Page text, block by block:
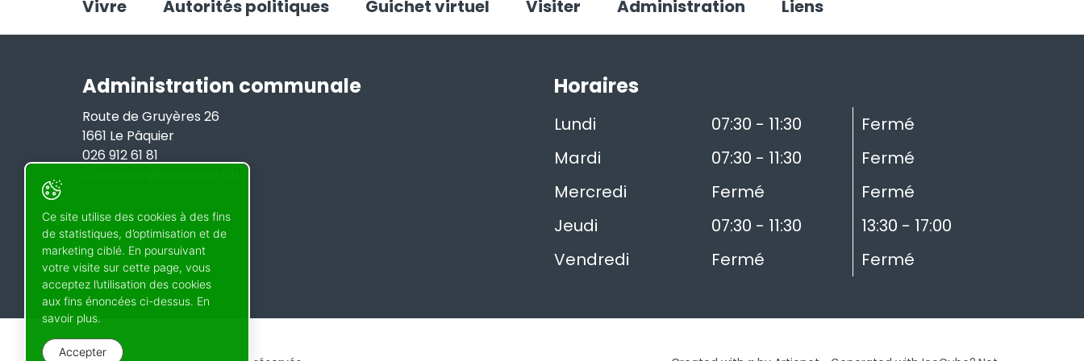
Vivre Autorités politiques Guichet virtuel Visiter Administration Liens
Administration communale
Route de Gruyères 26
1661 Le Pâquier
026 912 61 81
Horaires
Lundi 07:30 - 11:30
Fermé
Mardi
07:30 - 11:30
Fermé
Mercredi
Fermé
Fermé
Jeudi
07:30 - 11:30
13:30 - 17:00
Vendredi
Fermé Fermé
Ce site utilise des cookies à des fins
de statistiques, d’optimisation et de
marketing ciblé. En poursuivant
votre visite sur cette page, vous
acceptez l’utilisation des cookies
aux fins énoncées ci-dessus. En
savoir plus.
Accepter